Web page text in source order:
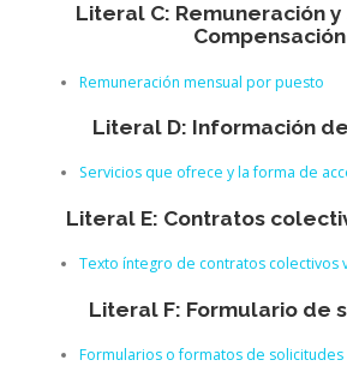
Literal C: Remuneración
Compensación
Remuneración mensual por puesto
Literal D: Información
Servicios que ofrece y la forma de
Literal E: Contratos
Texto íntegro de contratos colectivos
Literal F: Formulario de
Formularios o formatos de solicitudes